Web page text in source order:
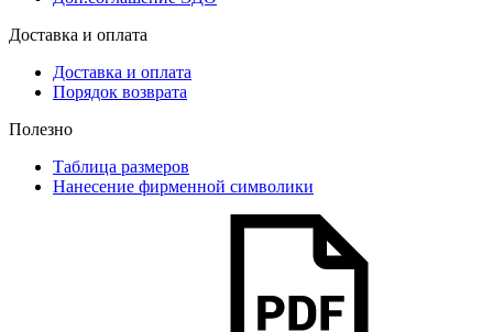
Доставка и оплата
Доставка и оплата
Порядок возврата
Полезно
Таблица размеров
Нанесение фирменной символики